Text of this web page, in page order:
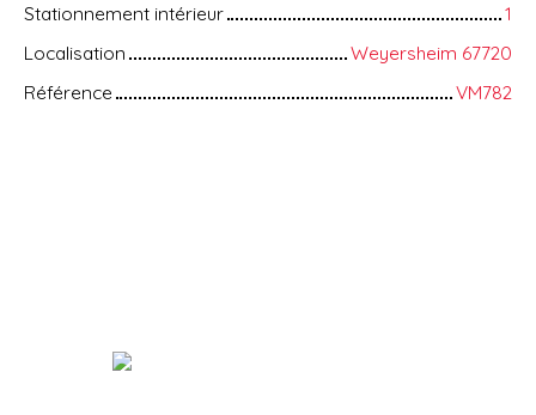
Stationnement intérieur
1
Localisation
Weyersheim 67720
Référence
VM782